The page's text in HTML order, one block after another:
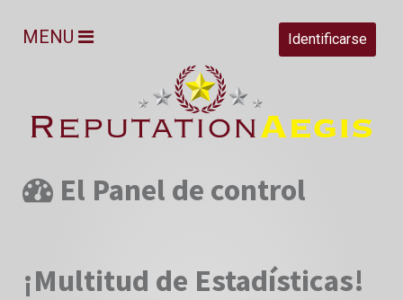
Identificarse
MENU
El Panel de control
¡Multitud de Estadísticas!